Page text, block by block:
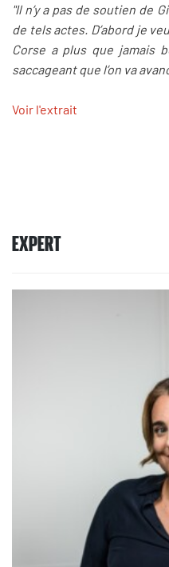
"Il n’y a pas de soutien de
de tels actes. D’abord je
Corse a plus que jamais
saccageant que l’on va
Voir l'extrait
EXPERT